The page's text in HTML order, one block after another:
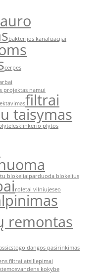
bakterijos kanalizacijai
cerpes
projektas namui
filtrai
taisymas
klinkerio plytos
blokeliaiparduoda blokelius
roletai vilniujeseo
remontas
stogo dangos pasirinkimas
filtrai atsiliepimai
vandens kokybe